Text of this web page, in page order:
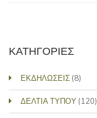
ΚΑΤΗΓΟΡΙΕΣ
ΕΚΔΗΛΩΣΕΙΣ (8)
ΔΕΛΤΙΑ ΤΥΠΟΥ (120)